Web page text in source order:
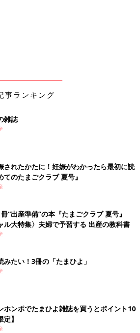
事ランキング
雑誌
されたかたに！妊娠がわかったら最初に読
てのたまごクラブ 夏号』
“出産準備”の本『たまごクラブ 夏号』
ル大特集〉夫婦で予習する 出産の教科書
みたい！3冊の「たまひよ」
ホンポでたまひよ雑誌を買うとポイント10
】